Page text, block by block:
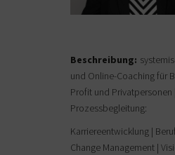
Beschreibung:
und Online-Coaching für
Profit und Privatpersonen |
Prozessbegleitung:
Karriereentwicklung |
Change Management |